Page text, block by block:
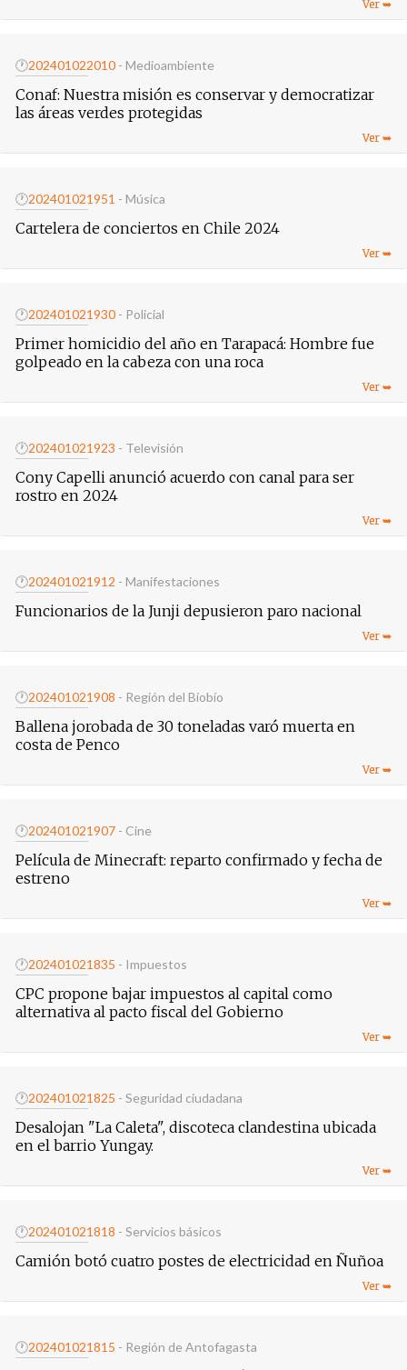
🕐202401022010 - Medioambiente
Conaf: Nuestra misión es conservar y democratizar
las áreas verdes protegidas
🕐202401021951 - Música
Cartelera de conciertos en Chile 2024
🕐202401021930 - Policial
Primer homicidio del año en Tarapacá: Hombre fue
golpeado en la cabeza con una roca
🕐202401021923 - Televisión
Cony Capelli anunció acuerdo con canal para ser
rostro en 2024
🕐202401021912 - Manifestaciones
Funcionarios de la Junji depusieron paro nacional
🕐202401021908 - Región del Biobío
Ballena jorobada de 30 toneladas varó muerta en
costa de Penco
🕐202401021907 - Cine
Película de Minecraft: reparto confirmado y fecha de
estreno
🕐202401021835 - Impuestos
CPC propone bajar impuestos al capital como
alternativa al pacto fiscal del Gobierno
🕐202401021825 - Seguridad ciudadana
Desalojan "La Caleta", discoteca clandestina ubicada
en el barrio Yungay.
🕐202401021818 - Servicios básicos
Camión botó cuatro postes de electricidad en Ñuñoa
🕐202401021815 - Región de Antofagasta